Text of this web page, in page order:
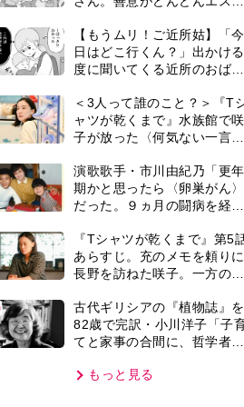
てと家事の合間に、哲学者テ
年」もっと見る
部おすすめ